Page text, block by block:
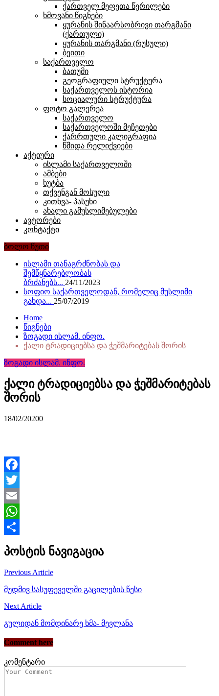
ქართველ მეფეთა წერილები
ხმოვანი წიგნები
ყურანის შინაარსობრივი თარგმანი
(ქართული)
ყურანის თარგმანი (რუსული)
ბეითი
საქართველო
ბათუმი
გეოგრაფიული სტრუქტურა
საქართველოს ისტორია
სოციალური სტრუქტურა
ფოტო გალერეა
საქართველო
საქართველოში მეჩეთები
ქარრთული კალიგრაფია
წმიდა რელიქვიები
აქტიური
ისლამი საქართველოში
ამბები
ხუტბა
თქვენგან მოსული
კითხვა- პასუხი
ახალი გამუსლიმებულები
ავტორები
კონტაქტი
ბოლო წუთი
ისლამი თანაგრძნობას და
შემწყნარებლობას
ბრძანებს... 24/11/2023
სოფიო საქართველოდან, რომელიც მუსლიმი
გახდა... 25/07/2019
Home
წიგნები
ზოგადი ისლამ. ინფო.
ქალი ტრადიციებსა და ჭეშმარიტებას შორის
ზოგადი ისლამ. ინფო.
ქალი ტრადიციებსა და ჭეშმარიტებას
შორის
18/02/20200
Facebook
Twitter
Email
WhatsApp
პოსტის ნავიგაცია
Previous Article
მუდმივ სასუფეველში გაცილების წესი
Next Article
გულიდან მომდინარე ხმა- მევლანა
Comment here
კომენტარი